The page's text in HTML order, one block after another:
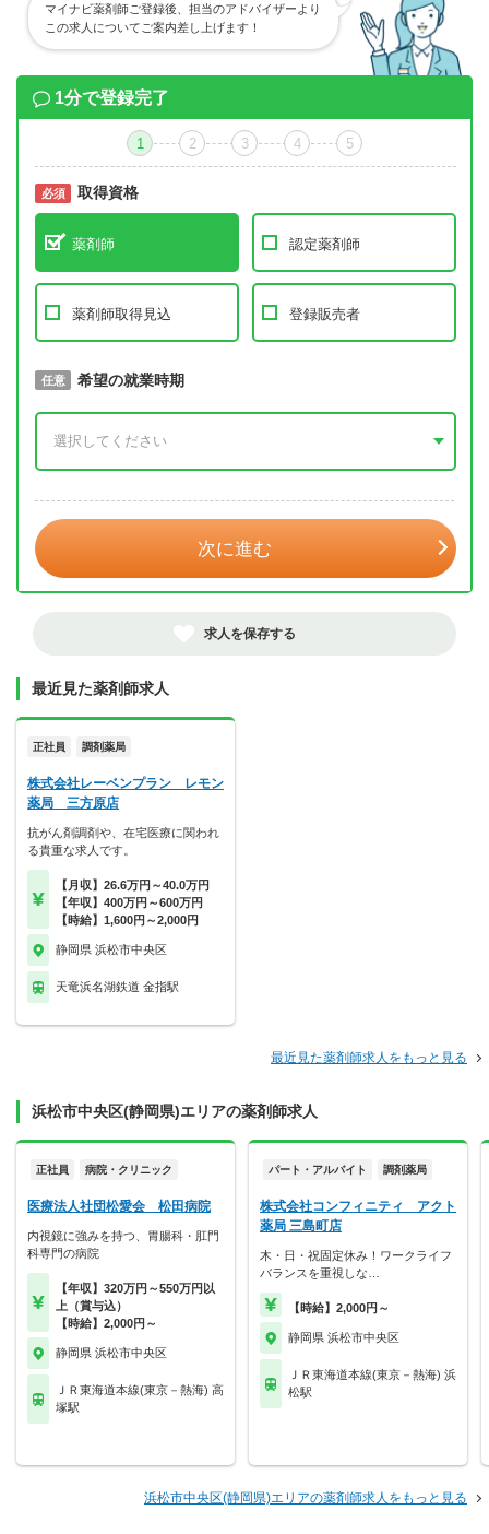
マイナビ薬剤師ご登録後、担当のアドバイザーより
この求人についてご案内差し上げます！
1分で登録完了
1 2 3 4 5
必須 取得資格
薬剤師 認定薬剤師
薬剤師取得見込 登録販売者
必須 取得予定年
任意 希望の就業時期
次に進む
求人を保存する
最近見た薬剤師求人
正社員 調剤薬局
株式会社レーベンプラン レモン
薬局 三方原店
抗がん剤調剤や、在宅医療に関われ
る貴重な求人です。
【月収】26.6万円～40.0万円
【年収】400万円～600万円
【時給】1,600円～2,000円
静岡県 浜松市中央区
天竜浜名湖鉄道 金指駅
最近見た薬剤師求人をもっと見る
浜松市中央区(静岡県)エリアの薬剤師求人
正社員 病院・クリニック
医療法人社団松愛会 松田病院
内視鏡に強みを持つ、胃腸科・肛門
科専門の病院
【年収】320万円～550万円以
上（賞与込）
【時給】2,000円～
静岡県 浜松市中央区
ＪＲ東海道本線(東京－熱海) 高
塚駅
パート・アルバイト 調剤薬局
株式会社コンフィニティ アクト
薬局 三島町店
木・日・祝固定休み！ワークライフ
バランスを重視しな…
【時給】2,000円～
静岡県 浜松市中央区
ＪＲ東海道本線(東京－熱海) 浜
松駅
浜松市中央区(静岡県)エリアの薬剤師求人をもっと見る